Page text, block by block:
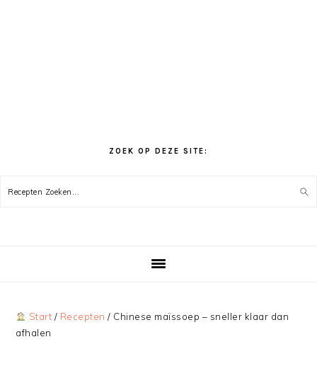
ZOEK OP DEZE SITE:
Recepten
Start / Recepten / Chinese maïssoep – sneller klaar dan
afhalen